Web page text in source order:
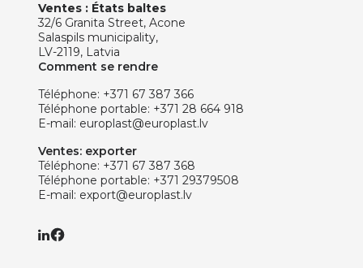
Ventes : États baltes
32/6 Granita Street, Acone
Salaspils municipality,
LV-2119, Latvia
Comment se rendre
Téléphone: +371 67 387 366
Téléphone portable: +371 28 664 918
E-mail: europlast@europlast.lv
Ventes: exporter
Téléphone: +371 67 387 368
Téléphone portable: +371 29379508
E-mail: export@europlast.lv